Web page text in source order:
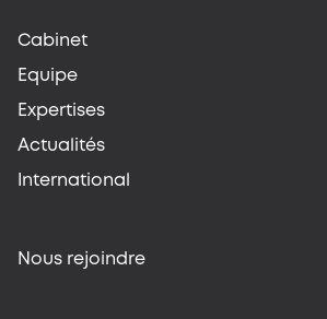
Cabinet
Equipe
Expertises
Actualités
International
Nous rejoindre